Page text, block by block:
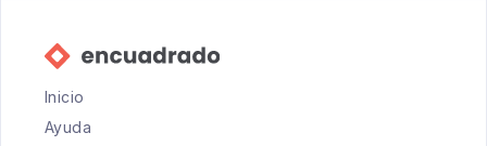
Inicio
Ayuda